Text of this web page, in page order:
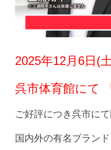
2025年12月6日(
呉市体育館にて
ご好評につき呉市にて
国内外の有名ブラン